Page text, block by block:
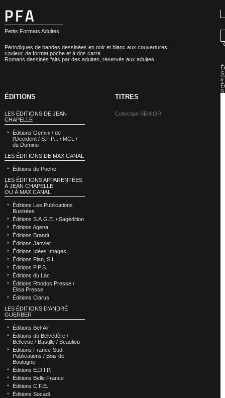
Petits Formats Adultes
Périodiques de bandes dessinées en noir et blanc aux couvertures
couleur, de format poche et à dos carré.
Romans dessinés faits par des adultes, réservés aux adultes.
»
ÉDITIONS
LES ÉDITIONS DE JEAN
CHAPELLE
Éditions Gemini / de
l’Occident / S.F.P.I. / MCL /
du Domino
LES ÉDITIONS DE MAX CANAL
Éditions de Poche
LES ÉDITIONS APPARENTÉES
À JEAN CHAPELLE
OU À MAX CANAL
Éditions Les Publications
Illustrées
Éditions S.A.G.E. / Sagédition
Éditions Agena
Éditions Brandt
Éditions Janvier
Éditions Idées Images
Éditions Plan, S.I.
Éditions P.P.S.
Éditions du Lac
Éditions Rhodos Presse /
Elisa Presse
Éditions Clarus
LES ÉDITIONS D’ANDRÉ
GUERBER
Éditions Bel-Air
Éditions du Belvédère /
Bellevue / Bastille / Beaulieu
Éditions France-Sud
Publications / Bois de
Boulogne
Éditions E.D.I.P.
Éditions Belle France
Éditions C.F.E.
Éditions Socadi
TITRES
Collection SENIOR